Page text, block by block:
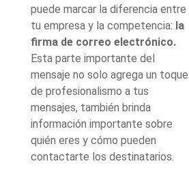
puede marcar la diferencia entre
tu empresa y la competencia: la
firma de correo electrónico.
Esta parte importante del
mensaje no solo agrega un toque
de profesionalismo a tus
mensajes, también brinda
información importante sobre
quién eres y cómo pueden
contactarte los destinatarios.